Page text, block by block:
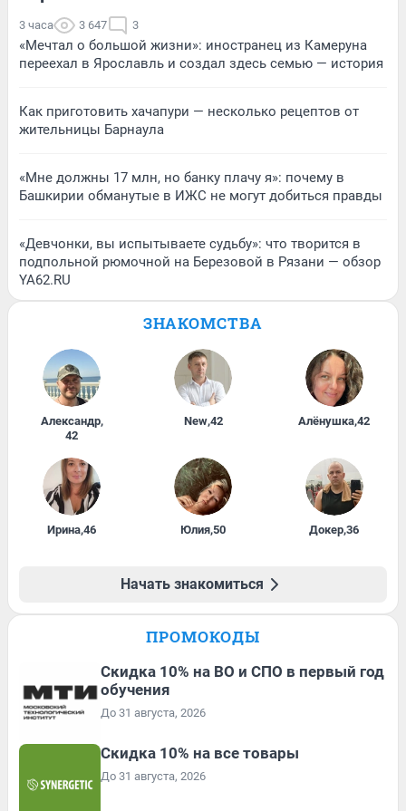
3 часа 3 647 3
«Мечтал о большой жизни»: иностранец из Камеруна
переехал в Ярославль и создал здесь семью — история
Как приготовить хачапури — несколько рецептов от
жительницы Барнаула
«Мне должны 17 млн, но банку плачу я»: почему в
Башкирии обманутые в ИЖС не могут добиться правды
«Девчонки, вы испытываете судьбу»: что творится в
подпольной рюмочной на Березовой в Рязани — обзор
YA62.RU
ЗНАКОМСТВА
Александр,
42
New,42 Алёнушка,42
Ирина,46 Юлия,50 Докер,36
Начать знакомиться
ПРОМОКОДЫ
Скидка 10% на ВО и СПО в первый год
обучения
До 31 августа, 2026
Скидка 10% на все товары
До 31 августа, 2026